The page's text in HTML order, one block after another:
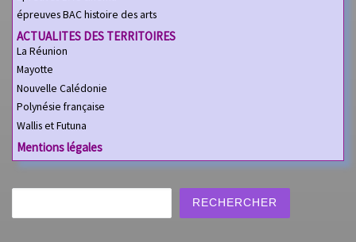
épreuves BAC histoire des arts
ACTUALITES DES TERRITOIRES
La Réunion
Mayotte
Nouvelle Calédonie
Polynésie française
Wallis et Futuna
Mentions légales
RECHERCHER